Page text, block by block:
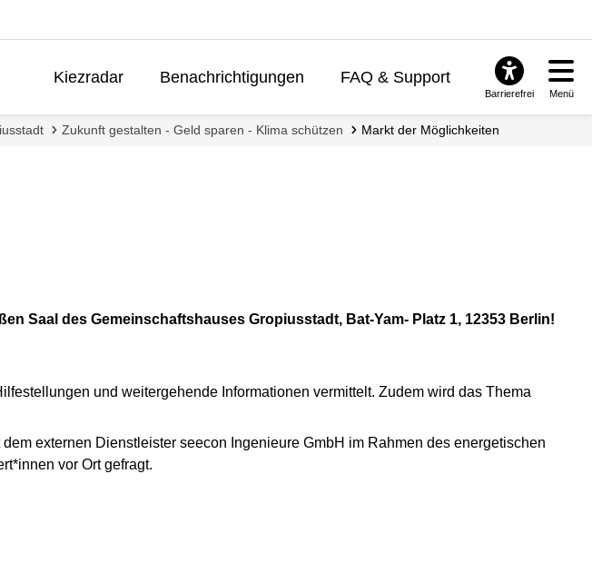
Kiezradar Benachrichtigungen FAQ & Support
Barrierefrei Menü
Zukunft gestalten - Geld sparen - Klima schützen Markt der Möglichkeiten
Saal des Gemeinschaftshauses Gropiusstadt, Bat-Yam- Platz 1, 12353 Berlin!
und weitergehende Informationen vermittelt. Zudem wird das Thema
externen Dienstleister seecon Ingenieure GmbH im Rahmen des energetischen
vor Ort gefragt.